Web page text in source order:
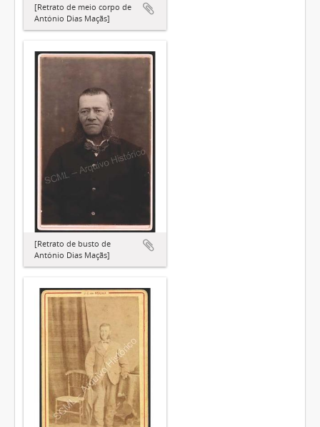
[Retrato de meio corpo de
António Dias Maçãs]
[Retrato de busto de
António Dias Maçãs]